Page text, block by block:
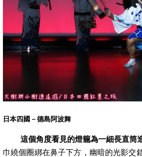
日本四國－德島阿波舞
這個角度看見的燈籠為一細長直筒
巾繞個圈綁在鼻子下方，幽暗的光影交